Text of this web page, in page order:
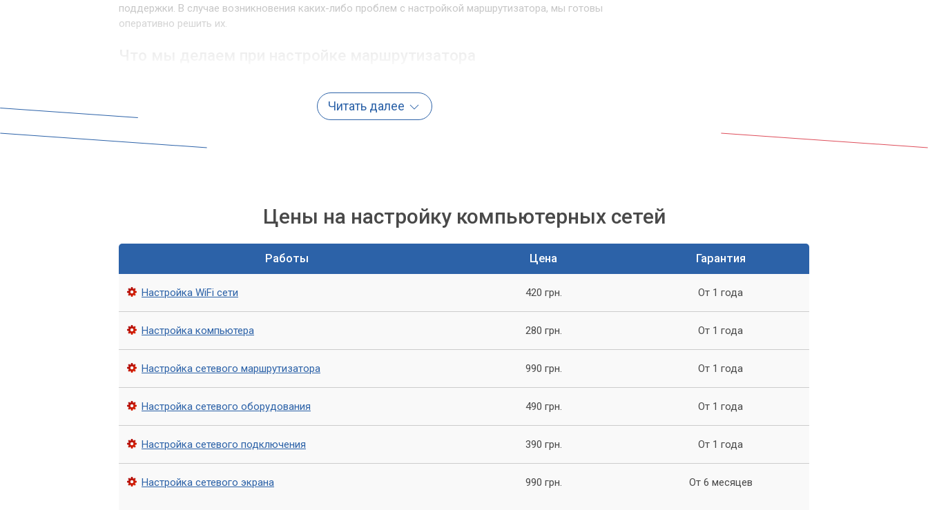
поддержки. В случае возникновения каких-либо проблем с настройкой маршрутизатора, мы готовы
оперативно решить их.
Подключение маршрутизатора к сети интернет и вашей домашней сети
Как заказать услугу настройки маршрутизатора
Для заказа услуги настройки маршрутизатора вы можете связаться с нами по телефону или через наш
сайт. Мы предоставляем возможность вызова мастера на дом, который быстро и качественно выполнит
настройку устройства, либо вы можете привезти маршрутизатор к нам в сервисный центр.
Обращайтесь в сервис «Компьютерный Мастер»
Если у вас возникли проблемы с настройкой маршрутизатора, не стоит беспокоиться. Обращайтесь в
сервисный центр «Компьютерный Мастер», где наши специалисты окажут вам квалифицированную
помощь и гарантированный результат. Мы заботимся о каждом клиенте и готовы прийти на помощь в
Читать далее
Цены на настройку компьютерных сетей
Работы Цена Гарантия
Настройка WiFi сети 420 грн. От 1 года
Настройка компьютера 280 грн. От 1 года
Настройка сетевого маршрутизатора 990 грн. От 1 года
Настройка сетевого оборудования 490 грн. От 1 года
Настройка сетевого подключения 390 грн. От 1 года
Настройка сетевого экрана 990 грн. От 6 месяцев